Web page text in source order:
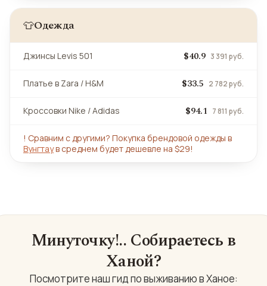
👕Одежда
Джинсы Levis 501 $40.9 3 391 руб.
Платье в Zara / H&M $33.5 2 782 руб.
Кроссовки Nike / Adidas $94.1 7 811 руб.
! Сравним с другими? Покупка брендовой одежды в
Вунгтаув среднем будет дешевле на $29!
Минуточку!.. Собираетесь в
Ханой?
Посмотрите наш гид по выживанию в Ханое: